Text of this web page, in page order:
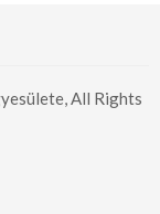
All Rights